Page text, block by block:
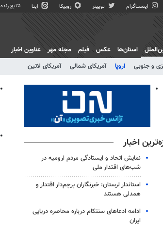
اینستاگرام توییتر روبیکا ایتا نتایج زنده
و جنوبی اروپا آمریکای شمالی آمریکای لاتین
استان‌ها عکس فیلم مجله مهر عناوین اخبار
اخبار
نمایش اتحاد و ایستادگی مردم ارومیه در
شب‌های اقتدار ملی
استاندار لرستان: خبرنگاران پرچم‌دار اقتدار و
همدلی هستند
ادامه ادعاهای سنتکام درباره محاصره دریایی
ایران